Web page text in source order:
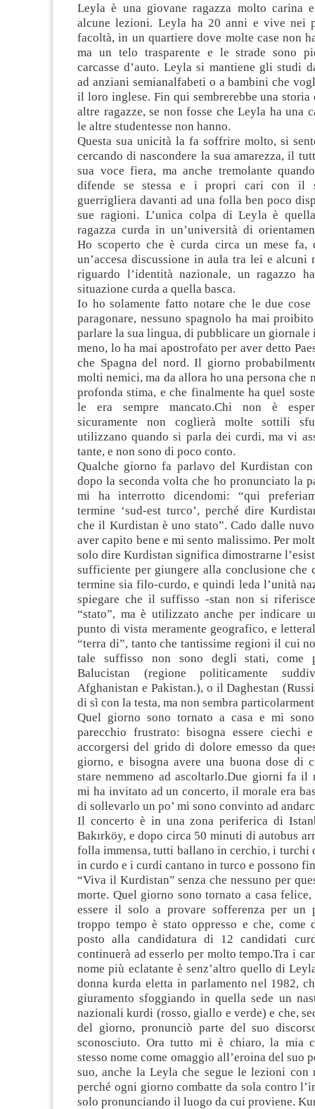
Leyla è una giovane ragazza molto carina
alcune lezioni. Leyla ha 20 anni e vive nei
facoltà, in un quartiere dove molte case non
ma un telo trasparente e le strade sono
carcasse d’auto. Leyla si mantiene gli studi
ad anziani semianalfabeti o a bambini che
il loro inglese. Fin qui sembrerebbe una storia
altre ragazze, se non fosse che Leyla ha una
le altre studentesse non hanno.
Questa sua unicità la fa soffrire molto, si
cercando di nascondere la sua amarezza, il
sua voce fiera, ma anche tremolante
difende se stessa e i propri cari con il
guerrigliera davanti ad una folla ben poco
sue ragioni. L’unica colpa di Leyla è
ragazza curda in un’università di
Ho scoperto che è curda circa un mese fa,
un’accesa discussione in aula tra lei e alcuni
riguardo l’identità nazionale, un ragazzo
situazione curda a quella basca.
Io ho solamente fatto notare che le due cose
paragonare, nessuno spagnolo ha mai
parlare la sua lingua, di pubblicare un giornale
meno, lo ha mai apostrofato per aver detto
che Spagna del nord. Il giorno
molti nemici, ma da allora ho una persona che
profonda stima, e che finalmente ha quel
le era sempre mancato.Chi non è
sicuramente non coglierà molte sottili
utilizzano quando si parla dei curdi, ma vi
tante, e non sono di poco conto.
Qualche giorno fa parlavo del Kurdistan
dopo la seconda volta che ho pronunciato la
mi ha interrotto dicendomi: “qui
termine ‘sud-est turco’, perché dire
che il Kurdistan è uno stato”. Cado dalle
aver capito bene e mi sento malissimo. Per
solo dire Kurdistan significa dimostrarne
sufficiente per giungere alla conclusione che
termine sia filo-curdo, e quindi leda l’unità
spiegare che il suffisso -stan non si
“stato”, ma è utilizzato anche per indicare
punto di vista meramente geografico, e
“terra di”, tanto che tantissime regioni il cui
tale suffisso non sono degli stati, come
Balucistan (regione politicamente
Afghanistan e Pakistan.), o il Daghestan
di sì con la testa, ma non sembra
Quel giorno sono tornato a casa e mi
parecchio frustrato: bisogna essere ciechi
accorgersi del grido di dolore emesso da
giorno, e bisogna avere una buona dose di
stare nemmeno ad ascoltarlo.Due giorni fa
mi ha invitato ad un concerto, il morale era
di sollevarlo un po’ mi sono convinto ad
Il concerto è in una zona periferica di
Bakırköy, e dopo circa 50 minuti di autobus
folla immensa, tutti ballano in cerchio, i turchi
in curdo e i curdi cantano in turco e possono
“Viva il Kurdistan” senza che nessuno per
morte. Quel giorno sono tornato a casa
essere il solo a provare sofferenza per un
troppo tempo è stato oppresso e che, come
posto alla candidatura di 12 candidati
continuerà ad esserlo per molto tempo.Tra i
nome più eclatante è senz’altro quello di
donna kurda eletta in parlamento nel 1982,
giuramento sfoggiando in quella sede un
nazionali kurdi (rosso, giallo e verde) e che,
del giorno, pronunciò parte del suo
sconosciuto. Ora tutto mi è chiaro, la mia
stesso nome come omaggio all’eroina del suo
suo, anche la Leyla che segue le lezioni con
perché ogni giorno combatte da sola contro
solo pronunciando il luogo da cui proviene.